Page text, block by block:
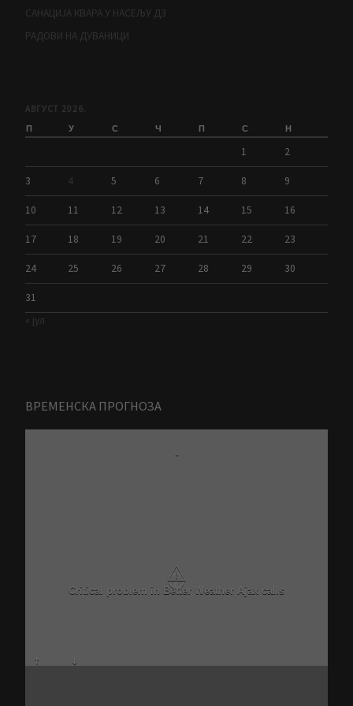
САНАЦИЈА КВАРА У НАСЕЉУ Д3
РАДОВИ НА ДУВАНИЦИ
АВГУСТ 2026.
П У С Ч П С Н
1 2
3 4 5 6 7 8 9
10 11 12 13 14 15 16
17 18 19 20 21 22 23
24 25 26 27 28 29 30
31
« јул
ВРЕМЕНСКА ПРОГНОЗА
-
⚠
Critical problem in Better Weather Ajax calls